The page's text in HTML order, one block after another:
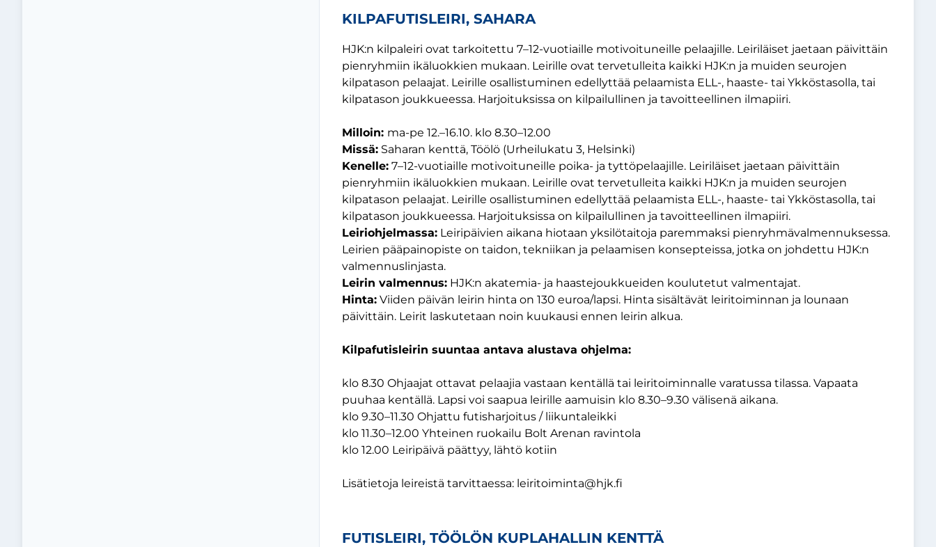
KILPAFUTISLEIRI, SAHARA
HJK:n kilpaleiri ovat tarkoitettu 7–12-vuotiaille motivoituneille pelaajille. Leiriläiset jaetaan päivittäin
pienryhmiin ikäluokkien mukaan. Leirille ovat tervetulleita kaikki HJK:n ja muiden seurojen
kilpatason pelaajat. Leirille osallistuminen edellyttää pelaamista ELL-, haaste- tai Ykköstasolla, tai
kilpatason joukkueessa. Harjoituksissa on kilpailullinen ja tavoitteellinen ilmapiiri.
Milloin: ma-pe 12.–16.10. klo 8.30–12.00
Missä:Saharan kenttä, Töölö (Urheilukatu 3, Helsinki)
Kenelle:7–12-vuotiaille motivoituneille poika- ja tyttöpelaajille. Leiriläiset jaetaan päivittäin
pienryhmiin ikäluokkien mukaan. Leirille ovat tervetulleita kaikki HJK:n ja muiden seurojen
kilpatason pelaajat. Leirille osallistuminen edellyttää pelaamista ELL-, haaste- tai Ykköstasolla, tai
kilpatason joukkueessa. Harjoituksissa on kilpailullinen ja tavoitteellinen ilmapiiri.
Leiriohjelmassa:Leiripäivien aikana hiotaan yksilötaitoja paremmaksi pienryhmävalmennuksessa.
Leirien pääpainopiste on taidon, tekniikan ja pelaamisen konsepteissa, jotka on johdettu HJK:n
valmennuslinjasta.
Leirin valmennus:HJK:n akatemia- ja haastejoukkueiden koulutetut valmentajat.
Hinta:Viiden päivän leirin hinta on 130 euroa/lapsi. Hinta sisältävät leiritoiminnan ja lounaan
päivittäin. Leirit laskutetaan noin kuukausi ennen leirin alkua.
Kilpafutisleirin suuntaa antava alustava ohjelma:
klo 8.30 Ohjaajat ottavat pelaajia vastaan kentällä tai leiritoiminnalle varatussa tilassa. Vapaata
puuhaa kentällä. Lapsi voi saapua leirille aamuisin klo 8.30–9.30 välisenä aikana.
klo 9.30–11.30 Ohjattu futisharjoitus / liikuntaleikki
klo 11.30–12.00 Yhteinen ruokailu Bolt Arenan ravintola
klo 12.00 Leiripäivä päättyy, lähtö kotiin
Lisätietoja leireistä tarvittaessa: leiritoiminta@hjk.fi
FUTISLEIRI, TÖÖLÖN KUPLAHALLIN KENTTÄ